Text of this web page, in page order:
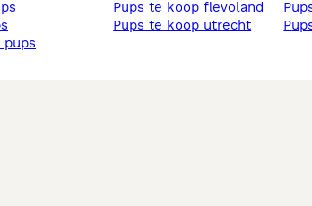
pups
pups te koop flevoland
pups te koop utrecht